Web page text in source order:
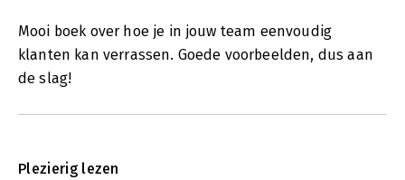
Mooi boek over hoe je in jouw team eenvoudig
klanten kan verrassen. Goede voorbeelden, dus aan
de slag!
Plezierig lezen